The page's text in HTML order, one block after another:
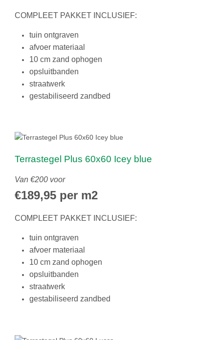
COMPLEET PAKKET INCLUSIEF:
tuin ontgraven
afvoer materiaal
10 cm zand ophogen
opsluitbanden
straatwerk
gestabiliseerd zandbed
Terrastegel Plus 60x60 Icey blue
Van €200 voor
€189,95 per m2
COMPLEET PAKKET INCLUSIEF:
tuin ontgraven
afvoer materiaal
10 cm zand ophogen
opsluitbanden
straatwerk
gestabiliseerd zandbed